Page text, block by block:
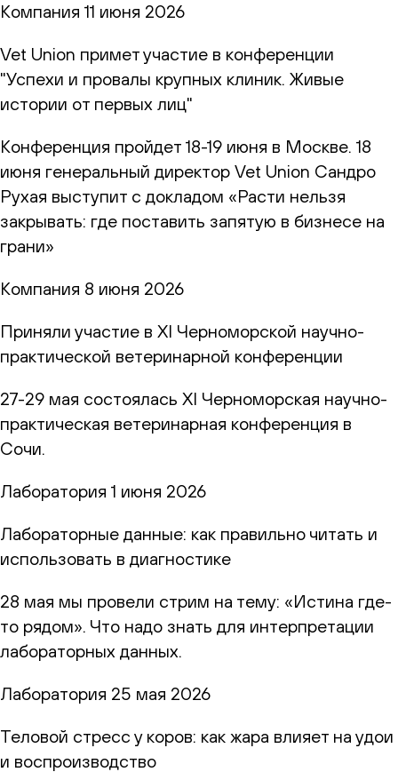
Компания 11 июня 2026
Vet Union примет участие в конференции
"Успехи и провалы крупных клиник. Живые
истории от первых лиц"
Конференция пройдет 18-19 июня в Москве. 18
июня генеральный директор Vet Union Сандро
Рухая выступит с докладом «Расти нельзя
закрывать: где поставить запятую в бизнесе на
грани»
Компания 8 июня 2026
Приняли участие в XI Черноморской научно-
практической ветеринарной конференции
27-29 мая состоялась XI Черноморская научно-
практическая ветеринарная конференция в
Сочи.
Лаборатория 1 июня 2026
Лабораторные данные: как правильно читать и
использовать в диагностике
28 мая мы провели стрим на тему: «Истина где-
то рядом». Что надо знать для интерпретации
лабораторных данных.
Лаборатория 25 мая 2026
Теловой стресс у коров: как жара влияет на удои
и воспроизводство